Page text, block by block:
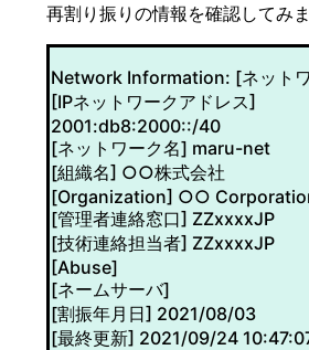
再割り振りの情報を確認してみま
Network Information: [ネット
[IPネットワークアドレス]
2001:db8:2000::/40
[ネットワーク名] maru-net
[組織名] ○○株式会社
[Organization] ○○
[管理者連絡窓口] ZZxxxxJP
[技術連絡担当者] ZZxxxxJP
[Abuse]
[ネームサーバ]
[割振年月日] 2021/08/03
[最終更新] 2021/09/24